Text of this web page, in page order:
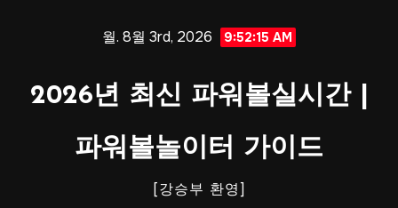
월. 8월 3rd, 2026 9:52:16 AM
2026년 최신 파워볼실시간 |
파워볼놀이터 가이드
[강승부 환영]